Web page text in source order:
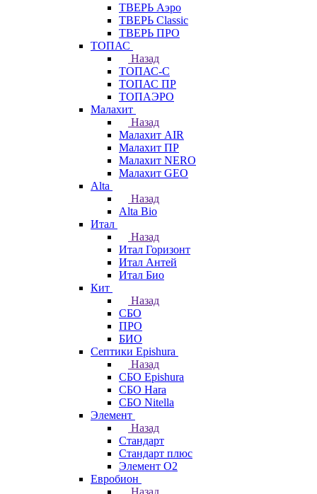
ТВЕРЬ Аэро
ТВЕРЬ Classic
ТВЕРЬ ПРО
ТОПАС
Назад
ТОПАС-С
ТОПАС ПР
ТОПАЭРО
Малахит
Назад
Малахит AIR
Малахит ПР
Малахит NERO
Малахит GEO
Alta
Назад
Alta Bio
Итал
Назад
Итал Горизонт
Итал Антей
Итал Био
Кит
Назад
СБО
ПРО
БИО
Септики Epishura
Назад
СБО Epishura
СБО Hara
СБО Nitella
Элемент
Назад
Стандарт
Стандарт плюс
Элемент О2
Евробион
Назад